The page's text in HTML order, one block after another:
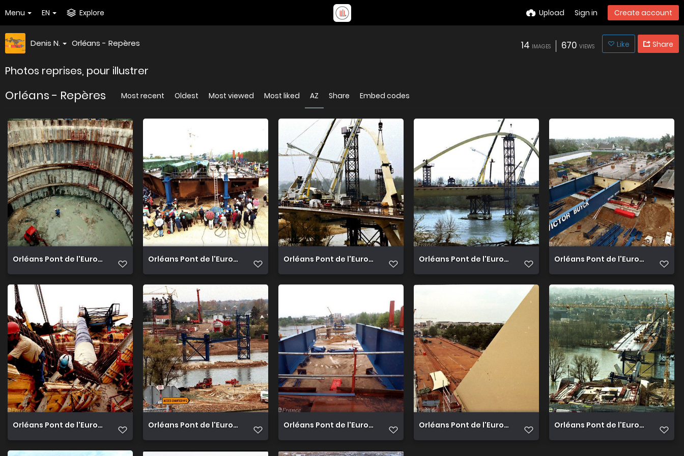
Menu EN Explore Upload Sign in Create account
Denis N. Orléans - Repères 14 IMAGES 670 VIEWS Like Share
Photos reprises, pour illustrer
Orléans - Repères Most recent Oldest Most viewed Most liked AZ Share Embed codes
Orléans Pont de l'Europe 0 Orléans Pont de l'Europe 01 Orléans Pont de l'Europe 010 Orléans Pont de l'Europe 011 Orléans Pont de l'Europe 02
Orléans Pont de l'Europe 03 Orléans Pont de l'Europe 04 Orléans Pont de l'Europe 05 Orléans Pont de l'Europe 07 Orléans Pont de l'Europe 08